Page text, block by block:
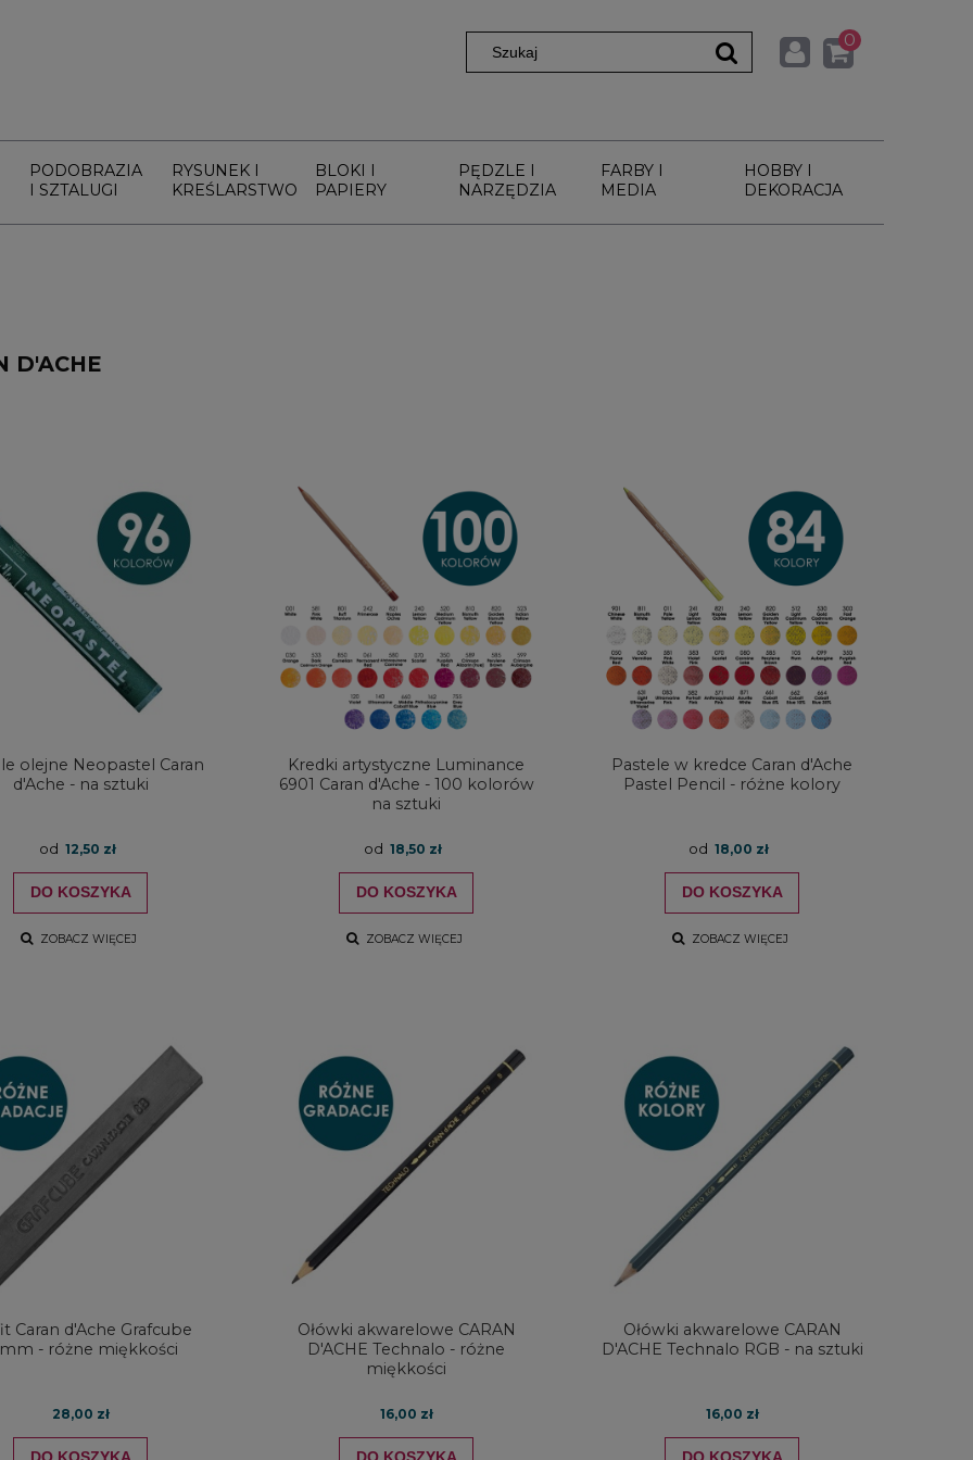
0
PODOBRAZIA
I SZTALUGI
RYSUNEK I
KREŚLARSTWO
BLOKI I
PAPIERY
PĘDZLE I
NARZĘDZIA
FARBY I
MEDIA
HOBBY I
DEKORACJA
kaseta Derwent na
lub kredki na 12 szt.
20,10 zł
Kredki Koh-i-noor Polycolor
DRAWING GREY LINE - 12
kolorów w metalowej kasecie
47,20 zł
Farby akwarelowe w kostkach
Derwent Inktense Paint Pan Set
#01 - 12 kolorów
99,75 zł
D'ACHE
olejne Neopastel Caran
d'Ache - na sztuki
od 12,50 zł
DO KOSZYKA
ZOBACZ WIĘCEJ
Kredki artystyczne Luminance
6901 Caran d'Ache - 100 kolorów
na sztuki
od 18,50 zł
DO KOSZYKA
ZOBACZ WIĘCEJ
Pastele w kredce Caran d'Ache
Pastel Pencil - różne kolory
od 18,00 zł
DO KOSZYKA
ZOBACZ WIĘCEJ
Caran d'Ache Grafcube
- różne miękkości
28,00 zł
Ołówki akwarelowe CARAN
D'ACHE Technalo - różne
miękkości
16,00 zł
Ołówki akwarelowe CARAN
D'ACHE Technalo RGB - na sztuki
16,00 zł